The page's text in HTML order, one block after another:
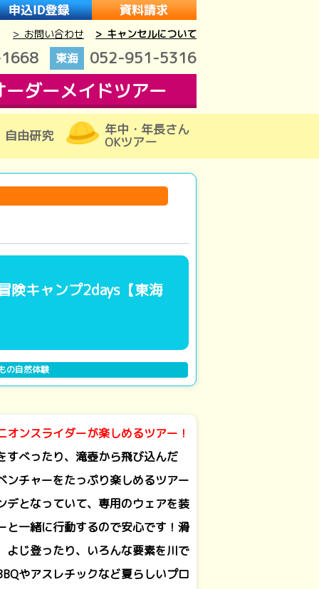
> お問い合わせ > キャンセルについて
東海 052-951-5316
ーダーメイドツアー
自由研究 年中・年長さん
OKツアー
険キャンプ2days【東海
の自然体験
ンスライダーが楽しめるツアー！
すべったり、滝壺から飛び込んだ
ンチャーをたっぷり楽しめるツアー
デとなっていて、専用のウェアを装
と一緒に行動するので安心です！滑
よじ登ったり、いろんな要素を川で
やアスレチックなど夏らしいプロ